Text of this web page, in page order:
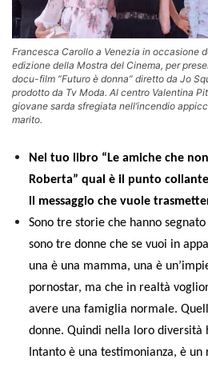
Francesca Carollo a Venezia in occasione
edizione della Mostra del Cinema, per
docu-film “Futuro è donna” diretto da Jo
prodotto da Tv Moda. Al centro Valentina
giovane sarda sfregiata nell’incendio
marito.
Nel tuo libro “Le amiche che
Roberta” qual è il punto
il messaggio che vuole
Sono tre storie che hanno
sono tre donne che se vuoi in
una è una mamma, una è
pornostar, ma che in realtà
avere una famiglia normale.
donne. Quindi nella loro diversità
Intanto è una testimonianza, è